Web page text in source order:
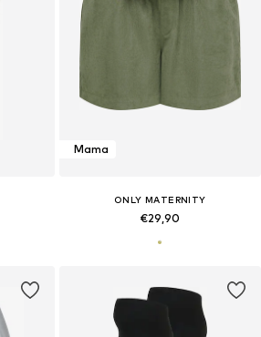
Mama
ONLY MATERNITY
€29,90